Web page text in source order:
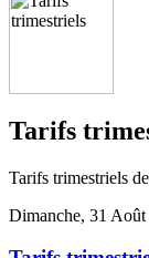
Tarifs
Tarifs trimestriels
Dimanche, 31